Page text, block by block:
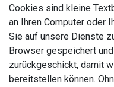
Cookies sind kleine
an Ihren Computer oder
Sie auf unsere Dienste
Browser gespeichert
zurückgeschickt, damit
bereitstellen können.